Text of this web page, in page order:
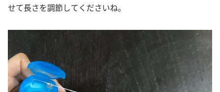
せて長さを調節してくださいね。